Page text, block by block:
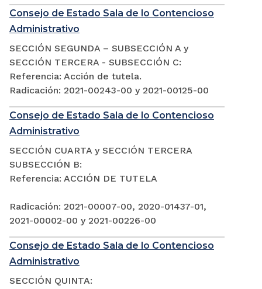
Consejo de Estado Sala de lo Contencioso
Administrativo
SECCIÓN SEGUNDA – SUBSECCIÓN A y
SECCIÓN TERCERA - SUBSECCIÓN C:
Referencia: Acción de tutela.
Radicación: 2021-00243-00 y 2021-00125-00
Consejo de Estado Sala de lo Contencioso
Administrativo
SECCIÓN CUARTA y SECCIÓN TERCERA
SUBSECCIÓN B:
Referencia: ACCIÓN DE TUTELA
Radicación: 2021-00007-00, 2020-01437-01,
2021-00002-00 y 2021-00226-00
Consejo de Estado Sala de lo Contencioso
Administrativo
SECCIÓN QUINTA: